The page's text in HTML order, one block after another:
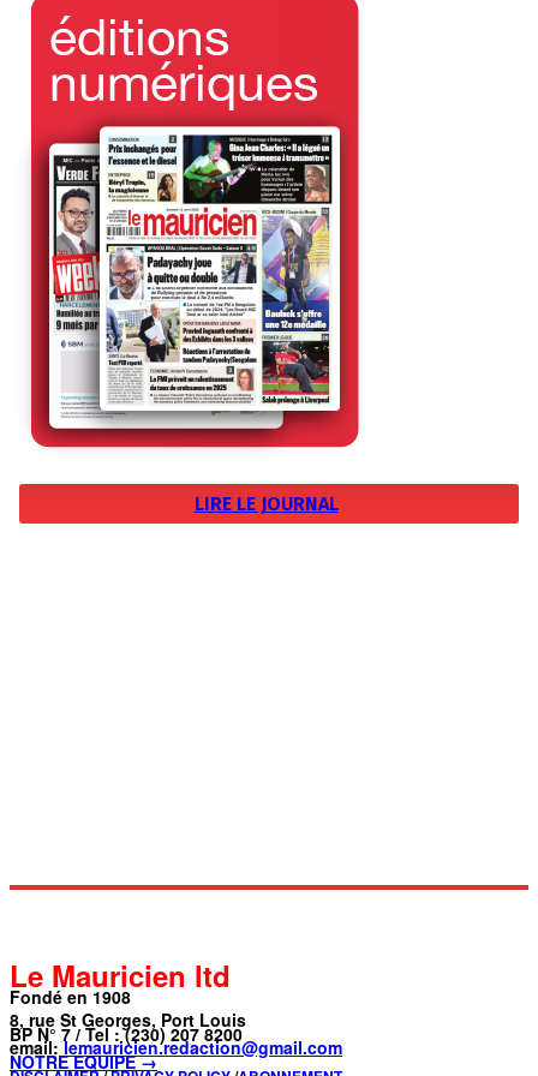
LIRE LE JOURNAL
Le Mauricien ltd
Fondé en 1908
8, rue St Georges, Port Louis
BP N° 7 / Tel : (230) 207 8200
email: lemauricien.redaction@gmail.com
NOTRE ÉQUIPE →